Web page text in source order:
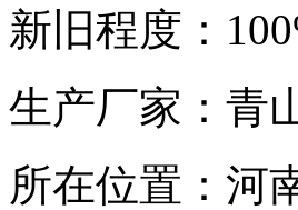
新旧程度：
生产厂家：青
所在位置：河